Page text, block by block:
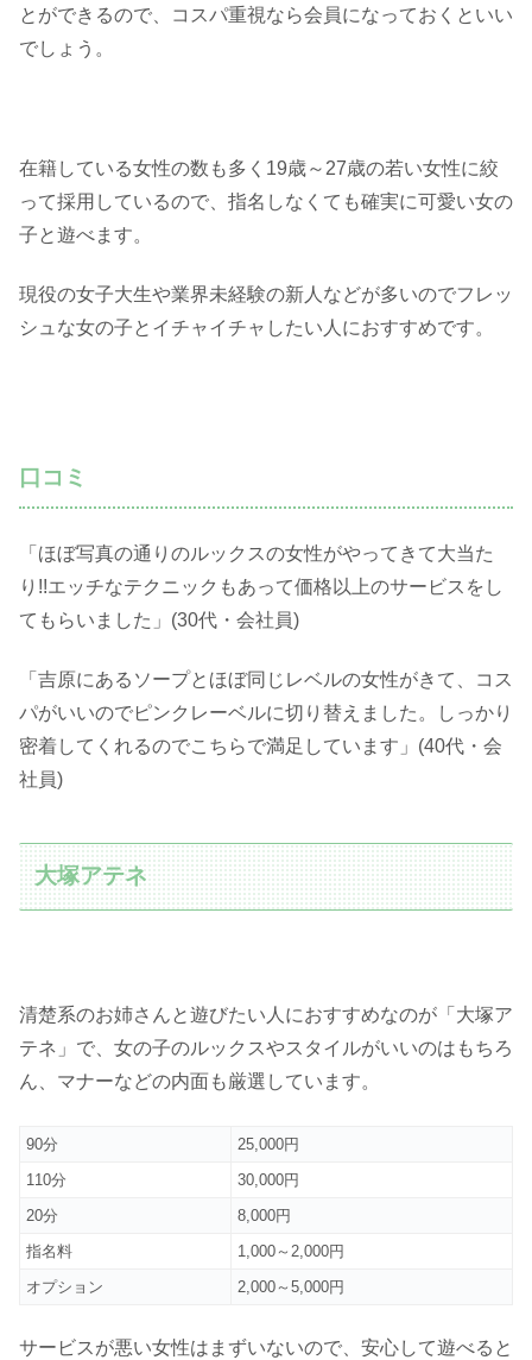
とができるので、コスパ重視なら会員になっておくといい
でしょう。
在籍している女性の数も多く19歳～27歳の若い女性に絞
って採用しているので、指名しなくても確実に可愛い女の
子と遊べます。
現役の女子大生や業界未経験の新人などが多いのでフレッ
シュな女の子とイチャイチャしたい人におすすめです。
口コミ
「ほぼ写真の通りのルックスの女性がやってきて大当た
り!!エッチなテクニックもあって価格以上のサービスをし
てもらいました」(30代・会社員)
「吉原にあるソープとほぼ同じレベルの女性がきて、コス
パがいいのでピンクレーベルに切り替えました。しっかり
密着してくれるのでこちらで満足しています」(40代・会
社員)
大塚アテネ
清楚系のお姉さんと遊びたい人におすすめなのが「大塚ア
テネ」で、女の子のルックスやスタイルがいいのはもちろ
ん、マナーなどの内面も厳選しています。
90分
25,000円
110分
30,000円
20分
8,000円
指名料
1,000～2,000円
オプション
2,000～5,000円
サービスが悪い女性はまずいないので、安心して遊べると